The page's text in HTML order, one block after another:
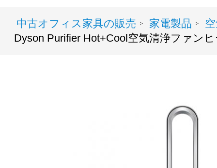
中古オフィス家具の販売 > 家電製品 >
Dyson Purifier Hot+Cool空気清浄ファン